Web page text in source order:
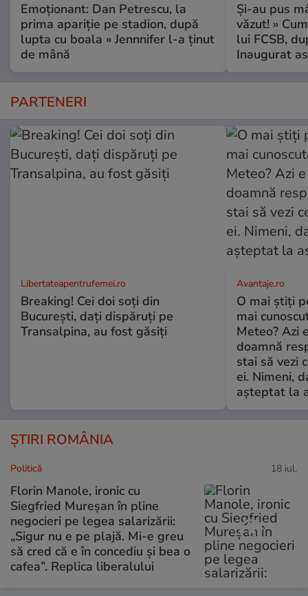
Emoționant: Dan Petrescu, la
prima apariție pe stadion, după
lupta cu boala » Jennnifer l-a ținut
de mână
Și-au pus
văzut! »
lui FCSB,
Inaugurat
PARTENERI
Libertateapentrufemei.ro
Breaking! Cei doi soți din
București, dați dispăruți pe
Transalpina, au fost găsiți
Avantaje.ro
O mai știți
mai
Meteo? Azi
doamnă
stai să vezi
ei. Nimeni,
așteptat la
ȘTIRI ROMÂNIA
Politică 18 iul.
Florin Manole, ironic cu
Siegfried Mureșan în pline
negocieri pe legea salarizării:
„Sigur nu e pe plajă. Mi-e greu
să cred că e în concediu și bea o
cafea”. Replica liberalului